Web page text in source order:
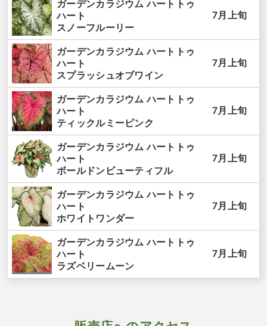
ガーデンカラジウム ハートトゥ
ハート
スノーフルーリー
7月上旬
ガーデンカラジウム ハートトゥ
ハート
スプラッシュオブワイン
7月上旬
ガーデンカラジウム ハートトゥ
ハート
ティックルミーピンク
7月上旬
ガーデンカラジウム ハートトゥ
ハート
ボールドンビューティフル
7月上旬
ガーデンカラジウム ハートトゥ
ハート
ホワイトワンダー
7月上旬
ガーデンカラジウム ハートトゥ
ハート
ラズベリームーン
7月上旬